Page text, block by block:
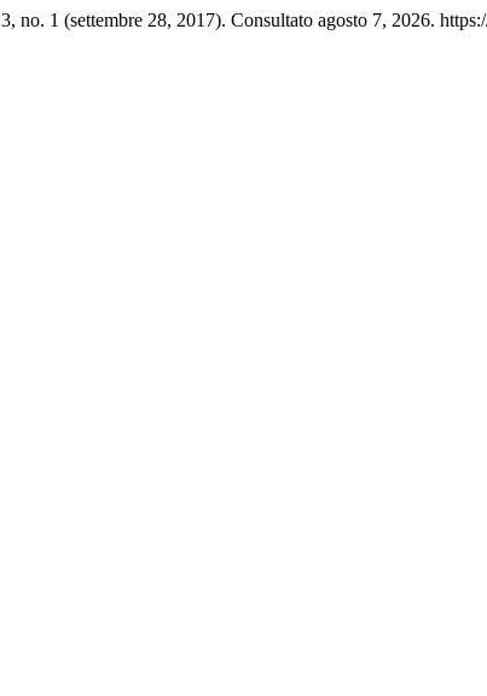
3, no. 1 (settembre 28, 2017). Consultato agosto 7, 2026.